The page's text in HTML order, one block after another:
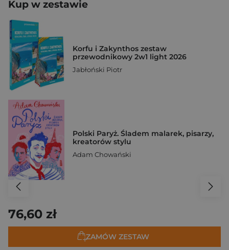
Kup w zestawie
Korfu i Zakynthos zestaw
przewodnikowy 2w1 light 2026
Jabłoński Piotr
Polski Paryż. Śladem malarek, pisarzy,
kreatorów stylu
Adam Chowański
76,60 zł
ZAMÓW ZESTAW